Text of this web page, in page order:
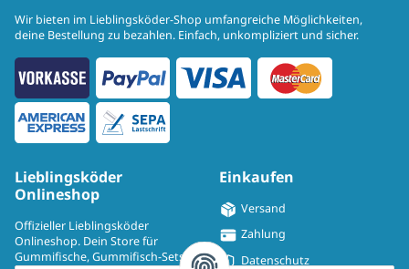
Wir bieten im Lieblingsköder-Shop umfangreiche Möglichkeiten,
deine Bestellung zu bezahlen. Einfach, unkompliziert und sicher.
Lieblingsköder
Onlineshop
Offizieller Lieblingsköder
Onlineshop. Dein Store für
Gummifische, Gummifisch-Sets,
Einkaufen
Versand
Zahlung
Datenschutz